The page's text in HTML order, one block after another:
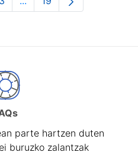
OrrialdeaIntermediate Pages Use
Orrialdea
parte hartzen duten
buruzko zalantzak